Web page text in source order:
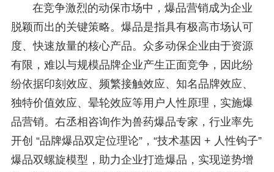
在竞争激烈的动保市场中，爆品营销成为企业
脱颖而出的关键策略。爆品是指具有极高市场认可
度、快速放量的核心产品。众多动保企业由于资源
有限，难以与规模品牌企业产生正面竞争，因此纷
纷依据印刻效应、频繁接触效应、知名品牌效应、
独特价值效应、晕轮效应等用户人性原理，实施爆
品营销。右丞相咨询作为兽药爆品专家，行业率先
开创 “品牌爆品双定位理论”，“技术基因 + 人性钩子”
爆品双螺旋模型，助力企业打造爆品，实现逆势增